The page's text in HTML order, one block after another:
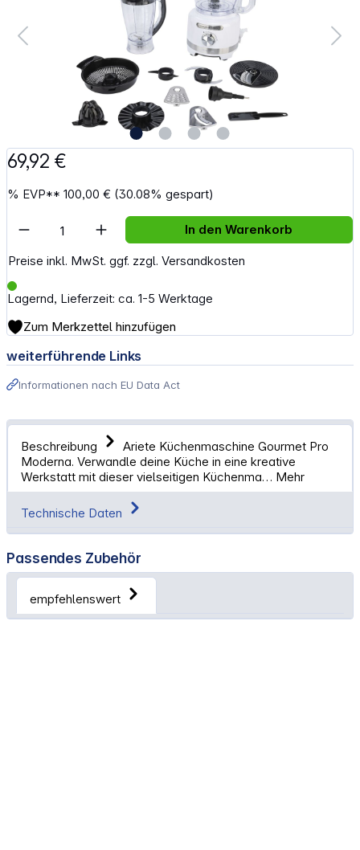
69,92 €
% EVP**100,00 € (30.08% gespart)
Preise inkl. MwSt. ggf. zzgl. Versandkosten
Lagernd, Lieferzeit: ca. 1-5 Werktage
Artikel Anzahl: Gib den gewünschten
In den Warenkorb
Zum Merkzettel hinzufügen
weiterführende Links
Informationen nach EU Data Act
Beschreibung
Ariete Küchenmaschine Gourmet Pro
Moderna. Verwandle deine Küche in eine kreative
Werkstatt mit dieser vielseitigen Küchenma… Mehr
Technische Daten
Passendes Zubehör
empfehlenswert